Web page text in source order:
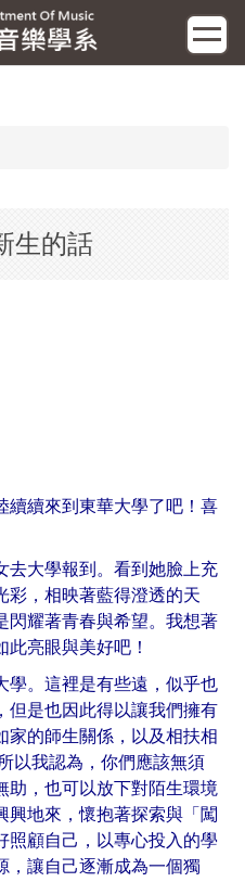
生的話
續續來到東華大學了吧！喜
去大學報到。看到她臉上充
彩，相映著藍得澄透的天
閃耀著青春與希望。我想著
亮眼與美好吧！
學。這裡是有些遠，似乎也
但是也因此得以讓我們擁有
家的師生關係，以及相扶相
以我認為，你們應該無須
助，也可以放下對陌生環境
興地來，懷抱著探索與「闖
照顧自己，以專心投入的學
，讓自己逐漸成為一個獨